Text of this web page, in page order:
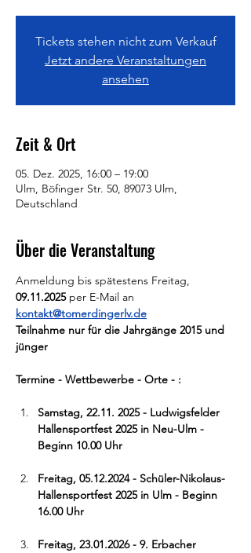
Tickets stehen nicht zum Verkauf
Jetzt andere Veranstaltungen
ansehen
Zeit & Ort
05. Dez. 2025, 16:00 – 19:00
Ulm, Böfinger Str. 50, 89073 Ulm,
Deutschland
Über die Veranstaltung
Anmeldung bis spätestens Freitag,
09.11.2025 per E-Mail an
kontakt@tomerdingerlv.de
Teilnahme nur für die Jahrgänge 2015 und
jünger
Termine - Wettbewerbe - Orte - :
Samstag, 22.11. 2025 - Ludwigsfelder
Hallensportfest 2025 in Neu-Ulm -
Beginn 10.00 Uhr
Freitag, 05.12.2024 - Schüler-Nikolaus-
Hallensportfest 2025 in Ulm - Beginn
16.00 Uhr
Freitag, 23.01.2026 - 9. Erbacher